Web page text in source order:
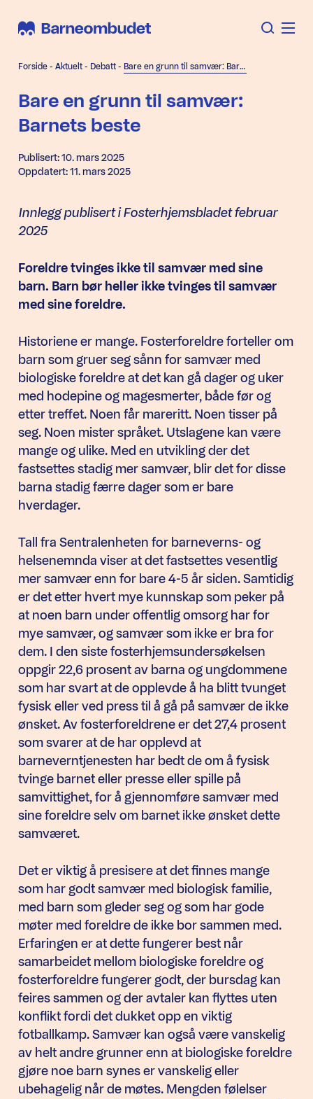
Forside - Aktuelt - Debatt - Bare en grunn til samvær: Barnets beste
Bare en grunn til samvær:
Barnets beste
Publisert: 10. mars 2025
Oppdatert: 11. mars 2025
Innlegg publisert i Fosterhjemsbladet februar
2025
Foreldre tvinges ikke til samvær med sine
barn. Barn bør heller ikke tvinges til samvær
med sine foreldre.
Historiene er mange. Fosterforeldre forteller om
barn som gruer seg sånn for samvær med
biologiske foreldre at det kan gå dager og uker
med hodepine og magesmerter, både før og
etter treffet. Noen får mareritt. Noen tisser på
seg. Noen mister språket. Utslagene kan være
mange og ulike. Med en utvikling der det
fastsettes stadig mer samvær, blir det for disse
barna stadig færre dager som er bare
hverdager.
Tall fra Sentralenheten for barneverns- og
helsenemnda viser at det fastsettes vesentlig
mer samvær enn for bare 4-5 år siden. Samtidig
er det etter hvert mye kunnskap som peker på
at noen barn under offentlig omsorg har for
mye samvær, og samvær som ikke er bra for
dem. I den siste fosterhjemsundersøkelsen
oppgir 22,6 prosent av barna og ungdommene
som har svart at de opplevde å ha blitt tvunget
fysisk eller ved press til å gå på samvær de ikke
ønsket. Av fosterforeldrene er det 27,4 prosent
som svarer at de har opplevd at
barneverntjenesten har bedt de om å fysisk
tvinge barnet eller presse eller spille på
samvittighet, for å gjennomføre samvær med
sine foreldre selv om barnet ikke ønsket dette
samværet.
Det er viktig å presisere at det finnes mange
som har godt samvær med biologisk familie,
med barn som gleder seg og som har gode
møter med foreldre de ikke bor sammen med.
Erfaringen er at dette fungerer best når
samarbeidet mellom biologiske foreldre og
fosterforeldre fungerer godt, der bursdag kan
feires sammen og der avtaler kan flyttes uten
konflikt fordi det dukket opp en viktig
fotballkamp. Samvær kan også være vanskelig
av helt andre grunner enn at biologiske foreldre
gjøre noe barn synes er vanskelig eller
ubehagelig når de møtes. Mengden følelser